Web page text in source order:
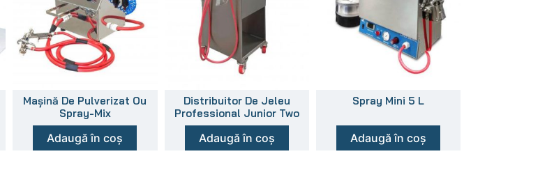
Mașină De Pulverizat Ou
Spray-Mix
Adaugă în coș
Distribuitor De Jeleu
Professional Junior Two
Adaugă în coș
Spray Mini 5 L
Adaugă în coș